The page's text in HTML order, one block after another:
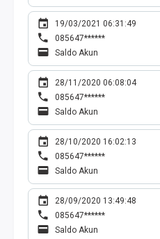
19/03/2021 06:31:49
085647******
Saldo Akun
28/11/2020 06:08:04
085647******
Saldo Akun
28/10/2020 16:02:13
085647******
Saldo Akun
28/09/2020 13:49:48
085647******
Saldo Akun